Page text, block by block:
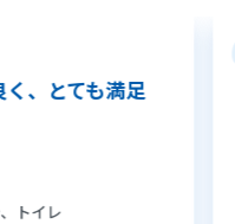
、とても満足
トイレ